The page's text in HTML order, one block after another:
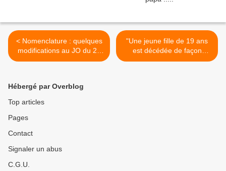
< Nomenclature : quelques
modifications au JO du 21
février 2012
"Une jeune fille de 19 ans
est décédée de façon
fulgurante à l'hôpital de
Hébergé par Overblog
Top articles
Pages
Contact
Signaler un abus
C.G.U.